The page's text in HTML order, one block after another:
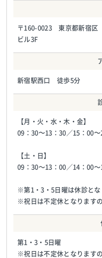
〒160-0023 東京都新宿
ビル3F
新宿駅西口 徒歩5分
【月・火・水・木・金】
09：30～13：30／15：00～
【土・日】
09：30〜13：00／14：00〜
※第1・3・5日曜は休診とな
※祝日は不定休となります
第1・3・5日曜
※祝日は不定休となります